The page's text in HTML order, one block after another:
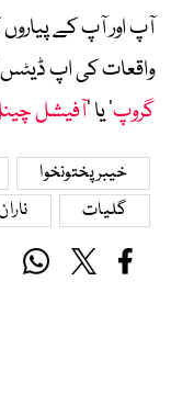
آپ اور آپ کے پیاروں
واقعات کی اپ ڈیٹس
گروپ‘ یا ’آفیشل
خیبرپختونخوا
گلیات